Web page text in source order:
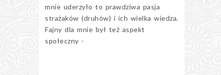
mnie uderzyło to prawdziwa pasja
strażaków (druhów) i ich wielka wiedza.
Fajny dla mnie był też aspekt
społeczny -